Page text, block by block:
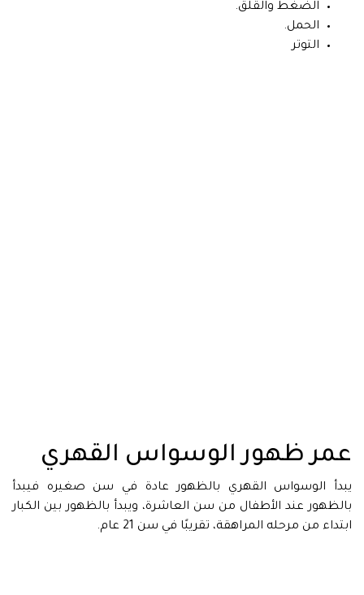
الضغط والقلق.
الحمل.
التوتر
عمر ظهور الوسواس القهري
يبدأ الوسواس القهري بالظهور عادة في سن صغيره فيبدأ
بالظهور عند الأطفال من سن العاشرة، ويبدأ بالظهور بين الكبار
ابتداء من مرحله المراهقة، تقريبًا في سن 21 عام.